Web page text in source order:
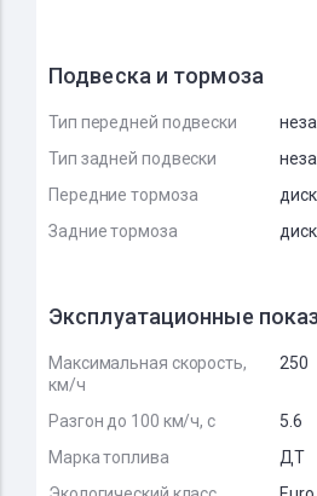
Подвеска и тормоза
Тип передней подвески
Тип задней подвески
Передние тормоза
Задние тормоза
Эксплуатационные
Максимальная скорость,
км/ч
250
Разгон до 100 км/ч, с
5.6
Марка топлива
ДТ